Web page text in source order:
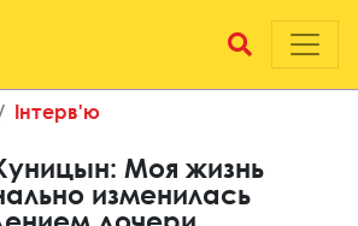
Інтерв'ю
Моя жизнь
изменилась